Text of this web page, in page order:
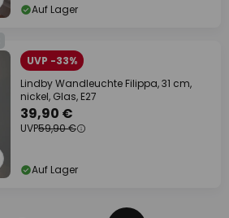
Auf Lager
UVP -33%
Lindby Wandleuchte Filippa, 31 cm,
nickel, Glas, E27
39,90 €
UVP59,90 €
Auf Lager